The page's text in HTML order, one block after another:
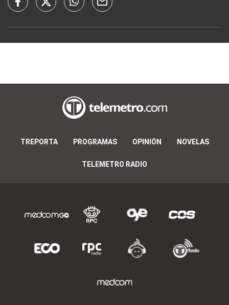
TREPORTA PROGRAMAS OPINIÓN NOVELAS
TELEMETRO RADIO